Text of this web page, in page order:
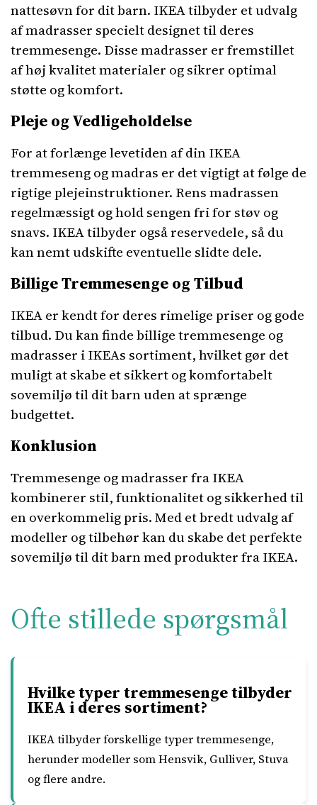
nattesøvn for dit barn. IKEA tilbyder et udvalg
af madrasser specielt designet til deres
tremmesenge. Disse madrasser er fremstillet
af høj kvalitet materialer og sikrer optimal
støtte og komfort.
Pleje og Vedligeholdelse
For at forlænge levetiden af din IKEA
tremmeseng og madras er det vigtigt at følge de
rigtige plejeinstruktioner. Rens madrassen
regelmæssigt og hold sengen fri for støv og
snavs. IKEA tilbyder også reservedele, så du
kan nemt udskifte eventuelle slidte dele.
Billige Tremmesenge og Tilbud
IKEA er kendt for deres rimelige priser og gode
tilbud. Du kan finde billige tremmesenge og
madrasser i IKEAs sortiment, hvilket gør det
muligt at skabe et sikkert og komfortabelt
sovemiljø til dit barn uden at sprænge
budgettet.
Konklusion
Tremmesenge og madrasser fra IKEA
kombinerer stil, funktionalitet og sikkerhed til
en overkommelig pris. Med et bredt udvalg af
modeller og tilbehør kan du skabe det perfekte
sovemiljø til dit barn med produkter fra IKEA.
Ofte stillede spørgsmål
Hvilke typer tremmesenge tilbyder
IKEA i deres sortiment?
IKEA tilbyder forskellige typer tremmesenge,
herunder modeller som Hensvik, Gulliver, Stuva
og flere andre.